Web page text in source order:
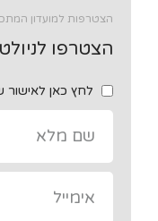
הצטרפות למועדון
הצטרפו
לחץ כאן לאישור